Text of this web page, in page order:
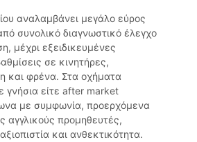
αναλαμβάνει μεγάλο εύρος
συνολικό διαγνωστικό έλεγχο
μέχρι εξειδικευμένες
σε κινητήρες,
και φρένα. Στα οχήματα
γνήσια είτε after market
με συμφωνία, προερχόμενα
αγγλικούς προμηθευτές,
και ανθεκτικότητα.